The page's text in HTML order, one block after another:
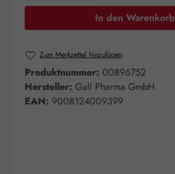
In den Warenkorb
Zum Merkzettel hinzufügen
Produktnummer: 00896752
Hersteller: Gall Pharma GmbH
EAN: 9008124009399